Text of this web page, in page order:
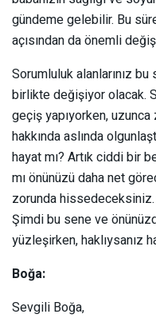
gündeme gelebilir. Bu
açısından da önemli
Sorumluluk alanlarınız
birlikte değişiyor olacak.
geçiş yapıyorken, uzunca
hakkında aslında
hayat mı? Artık ciddi bir
mı önünüzü daha net
zorunda hissedeceksiniz.
Şimdi bu sene ve
yüzleşirken, haklıysanız
Boğa:
Sevgili Boğa,